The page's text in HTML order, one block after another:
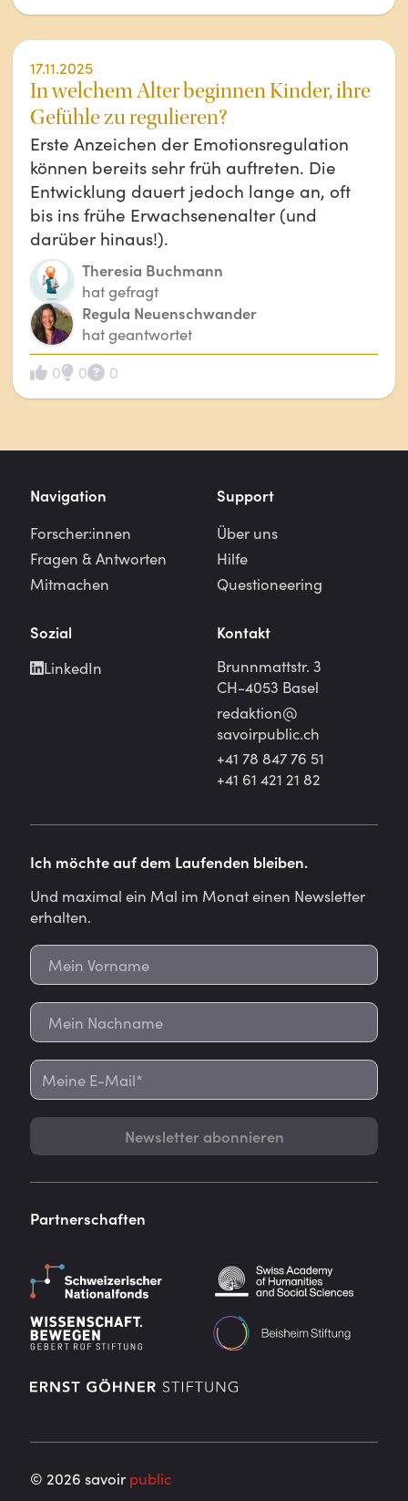
17.11.2025
In welchem Alter beginnen Kinder, ihre
Gefühle zu regulieren?
Erste Anzeichen der Emotionsregulation
können bereits sehr früh auftreten. Die
Entwicklung dauert jedoch lange an, oft
bis ins frühe Erwachsenenalter (und
darüber hinaus!).
Theresia Buchmann
hat gefragt
Regula Neuenschwander
hat geantwortet
0
0 0
Navigation
Forscher:innen
Fragen & Antworten
Mitmachen
Support
Über uns
Hilfe
Questioneering
Sozial
LinkedIn
Kontakt
Brunnmattstr. 3
CH-4053 Basel
redaktion@
savoirpublic.ch
+41 78 847 76 51
+41 61 421 21 82
Ich möchte auf dem Laufenden bleiben.
Und maximal ein Mal im Monat einen Newsletter
erhalten.
Newsletter abonnieren
Partnerschaften
©2026 savoirpublic